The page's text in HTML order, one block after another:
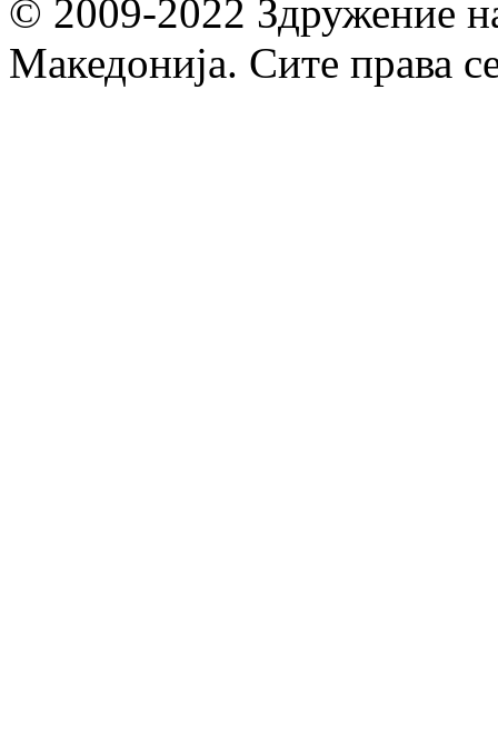
© 2009-2022 Здружение
Македонија. Сите права